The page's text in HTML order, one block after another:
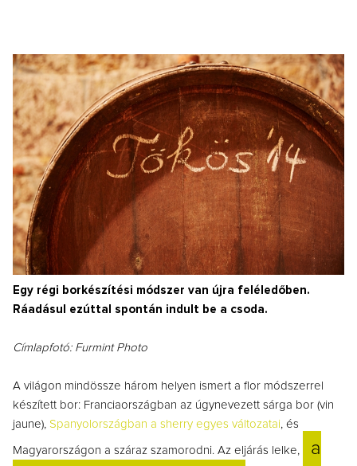
Egy régi borkészítési módszer van újra feléledőben.
Ráadásul ezúttal spontán indult be a csoda.
Címlapfotó: Furmint Photo
A világon mindössze három helyen ismert a flor módszerrel
készített bor: Franciaországban az úgynevezett sárga bor (vin
jaune), Spanyolországban a sherry egyes változatai, és
Magyarországon a száraz szamorodni. Az eljárás lelke,
a